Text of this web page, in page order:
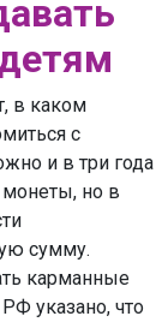
в каком
с
и в три года
монеты, но в
сумму.
карманные
указано, что